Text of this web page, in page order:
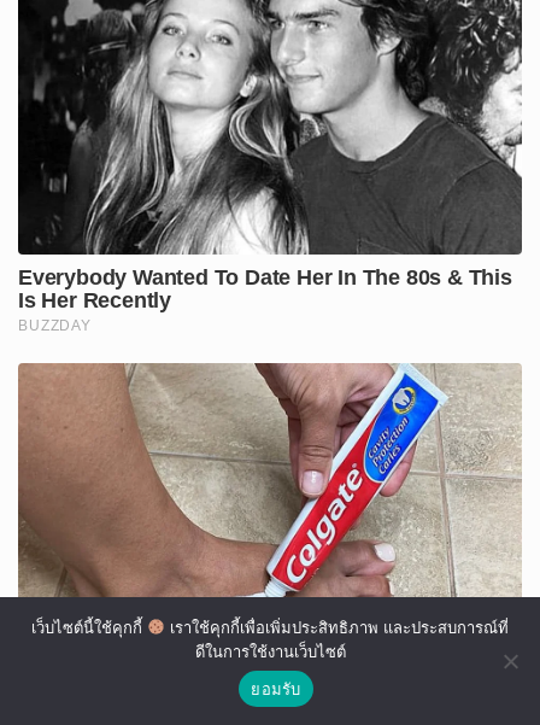
เว็บไซต์นี้ใช้คุกกี้
เราใช้คุกกี้เพื่อเพิ่มประสิทธิภาพ และประสบการณ์ที่
ดีในการใช้งานเว็บไซต์
ยอมรับ